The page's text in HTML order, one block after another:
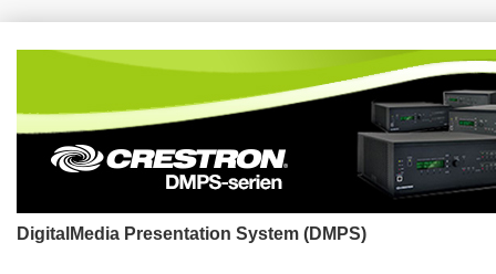
DigitalMedia Presentation System (DMPS)